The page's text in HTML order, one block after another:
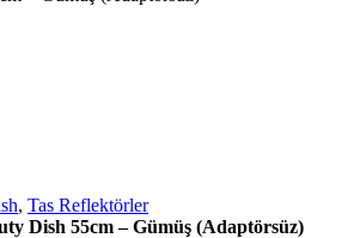
, Tas Reflektörler
Dish 55cm – Gümüş (Adaptörsüz)